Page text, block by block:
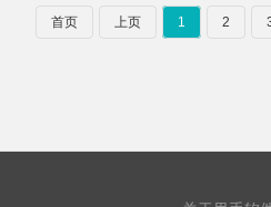
首页 上页 1 2